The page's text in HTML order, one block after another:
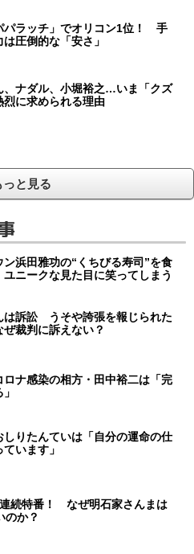
パラッチ」でオリコン1位！ 手
圧倒的な「安さ」
、ナダル、小堀裕之…いま「クズ
烈に求められる理由
っと見る
ン浜田雅功の“くちびる寿司”を食
ニークな見た目に笑ってしまう
は訴訟 うそや誇張を報じられた
ぜ裁判に訴えない？
ロナ感染の相方・田中裕二は「完
しりたんていは「自分の運命の仕
います」
続特番！ なぜ明石家さんまは
のか？